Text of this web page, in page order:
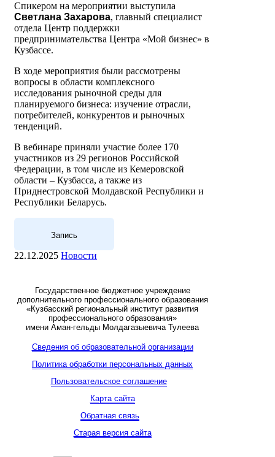
Спикером на мероприятии выступила
Светлана Захарова, главный специалист
отдела Центр поддержки
предпринимательства Центра «Мой бизнес» в
Кузбассе.
В ходе мероприятия были рассмотрены
вопросы в области комплексного
исследования рыночной среды для
планируемого бизнеса: изучение отрасли,
потребителей, конкурентов и рыночных
тенденций.
В вебинаре приняли участие более 170
участников из 29 регионов Российской
Федерации, в том числе из Кемеровской
области – Кузбасса, а также из
Приднестровской Молдавской Республики и
Республики Беларусь.
Запись
22.12.2025 Новости
Государственное бюджетное учреждение
дополнительного профессионального образования
«Кузбасский региональный институт развития
профессионального образования»
имени Аман-гельды Молдагазыевича Тулеева
Сведения об образовательной организации
Политика обработки персональных данных
Пользовательское соглашение
Карта сайта
Обратная связь
Старая версия сайта